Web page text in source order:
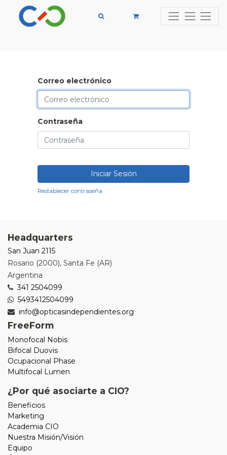
Correo electrónico
Contraseña
Iniciar Sesión
Restablecer contraseña
Headquarters
San Juan 2115
Rosario (2000), Santa Fe (AR)
Argentina
341 2504099
5493412504099
info@opticasindependientes.org
FreeForm
Monofocal Nobis
Bifocal Duovis
Ocupacional Phase
Multifocal Lumen
¿Por qué asociarte a CIO?
Beneficios
Marketing
Academia CIO
Nuestra Misión/Visión
Equipo